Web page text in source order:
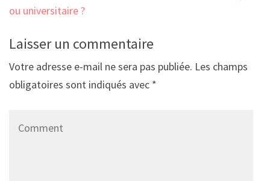
ou universitaire ?
Laisser un commentaire
Votre adresse e-mail ne sera pas publiée. Les champs
obligatoires sont indiqués avec *